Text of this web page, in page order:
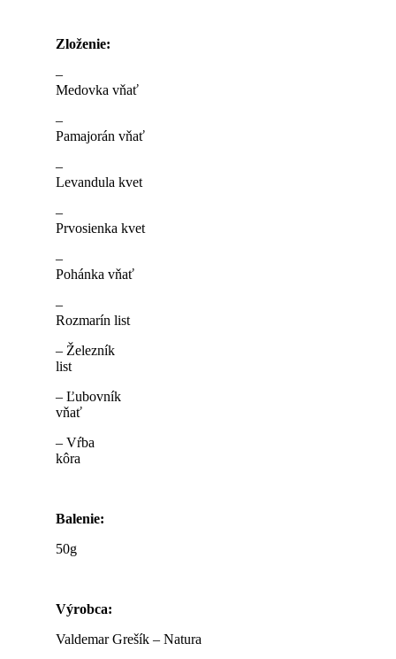
Zloženie:
–
Medovka vňať
–
Pamajorán vňať
–
Levandula kvet
–
Prvosienka kvet
–
Pohánka vňať
–
Rozmarín list
– Železník
list
– Ľubovník
vňať
– Vŕba
kôra
Balenie:
50g
Výrobca:
Valdemar Grešík – Natura